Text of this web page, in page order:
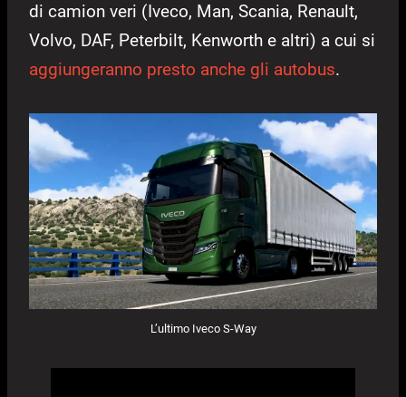
di camion veri (Iveco, Man, Scania, Renault,
Volvo, DAF, Peterbilt, Kenworth e altri) a cui si
aggiungeranno presto anche gli autobus.
L’ultimo Iveco S-Way